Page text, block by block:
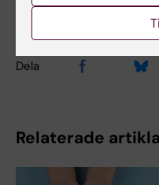
Anne Hammarskjöld 2025-
Dela
Relaterade